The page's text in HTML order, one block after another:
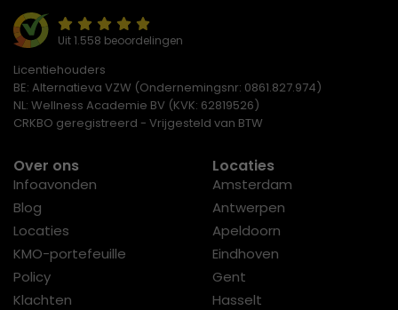
Uit 1.558 beoordelingen
Licentiehouders
BE: Alternatieva VZW (Ondernemingsnr: 0861.827.974)
NL: Wellness Academie BV (KVK: 62819526)
CRKBO geregistreerd - Vrijgesteld van BTW
Over ons
Infoavonden
Blog
Locaties
KMO-portefeuille
Policy
Klachten
Locaties
Amsterdam
Antwerpen
Apeldoorn
Eindhoven
Gent
Hasselt